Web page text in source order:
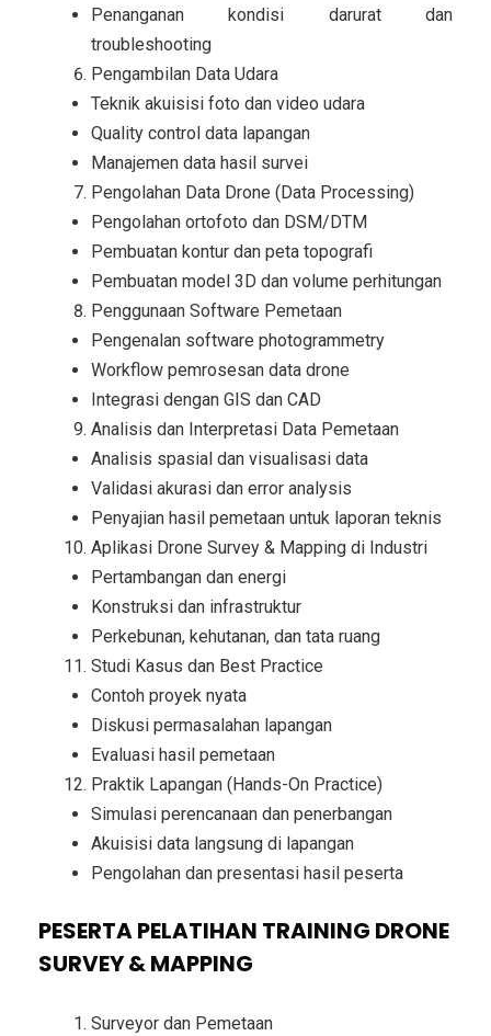
Penanganan kondisi darurat dan
troubleshooting
Pengambilan Data Udara
Teknik akuisisi foto dan video udara
Quality control data lapangan
Manajemen data hasil survei
Pengolahan Data Drone (Data Processing)
Pengolahan ortofoto dan DSM/DTM
Pembuatan kontur dan peta topografi
Pembuatan model 3D dan volume perhitungan
Penggunaan Software Pemetaan
Pengenalan software photogrammetry
Workflow pemrosesan data drone
Integrasi dengan GIS dan CAD
Analisis dan Interpretasi Data Pemetaan
Analisis spasial dan visualisasi data
Validasi akurasi dan error analysis
Penyajian hasil pemetaan untuk laporan teknis
Aplikasi Drone Survey & Mapping di Industri
Pertambangan dan energi
Konstruksi dan infrastruktur
Perkebunan, kehutanan, dan tata ruang
Studi Kasus dan Best Practice
Contoh proyek nyata
Diskusi permasalahan lapangan
Evaluasi hasil pemetaan
Praktik Lapangan (Hands-On Practice)
Simulasi perencanaan dan penerbangan
Akuisisi data langsung di lapangan
Pengolahan dan presentasi hasil peserta
PESERTA PELATIHAN TRAINING DRONE
SURVEY & MAPPING
Surveyor dan Pemetaan